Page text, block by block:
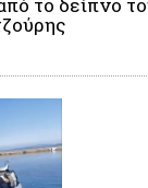
το δείπνο